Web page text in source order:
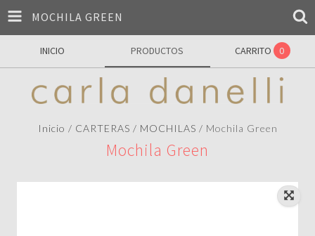
MOCHILA GREEN
INICIO PRODUCTOS CARRITO 0
Inicio / CARTERAS / MOCHILAS / Mochila Green
Mochila Green